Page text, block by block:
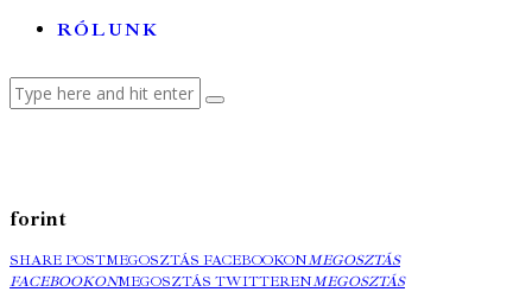
RÓLUNK
forint
SHARE POSTMEGOSZTÁS FACEBOOKONMEGOSZTÁS
FACEBOOKONMEGOSZTÁS TWITTERENMEGOSZTÁS